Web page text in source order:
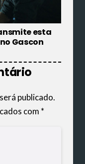
esta
Gascon
publicado.
com *